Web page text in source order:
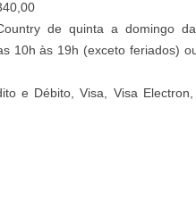
de quinta a domingo
10h às 19h (exceto feriados)
e Débito, Visa, Visa